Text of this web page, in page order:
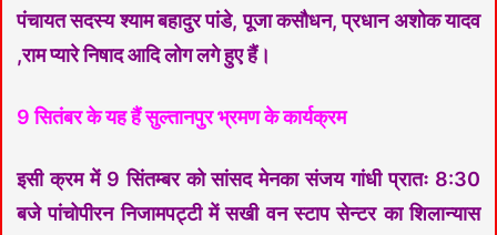
पंचायत सदस्य श्याम बहादुर पांडे, पूजा कसौधन, प्रधान अशोक यादव
,राम प्यारे निषाद आदि लोग लगे हुए हैं।
9 सितंबर के यह हैं सुल्तानपुर भ्रमण के कार्यक्रम
इसी क्रम में 9 सिंतम्बर को सांसद मेनका संजय गांधी प्रातः 8:30
बजे पांचोपीरन निजामपट्टी में सखी वन स्टाप सेन्टर का शिलान्यास